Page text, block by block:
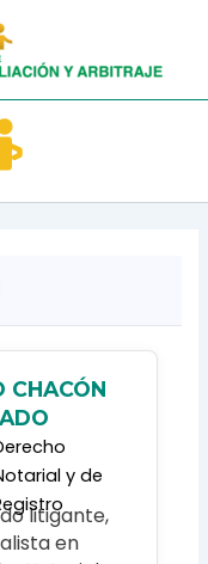
CHACÓN
y de
litigante,
en